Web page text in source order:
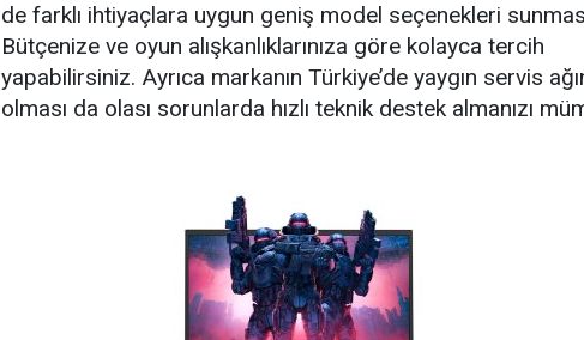
de farklı ihtiyaçlara uygun geniş model seçenekleri
Bütçenize ve oyun alışkanlıklarınıza göre kolayca tercih
yapabilirsiniz. Ayrıca markanın Türkiye’de yaygın servis
olması da olası sorunlarda hızlı teknik destek almanızı